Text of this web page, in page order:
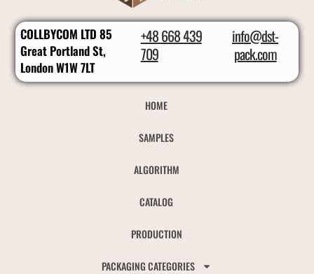
COLLBYCOM LTD 85
Great Portland St,
London W1W 7LT
+48 668 439
709
info@dst-
pack.com
HOME
SAMPLES
ALGORITHM
CATALOG
PRODUCTION
PACKAGING CATEGORIES